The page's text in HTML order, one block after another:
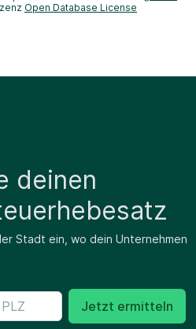
Open Database License
deinen
Stadt ein, wo dein Unternehmen
Jetzt ermitteln